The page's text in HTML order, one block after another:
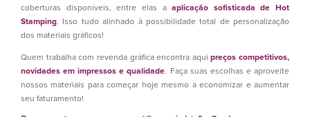
coberturas disponíveis, entre elas aaplicação sofisticada de Hot
Stamping. Isso tudo alinhado à possibilidade total de personalização
dos materiais gráficos!
Quem trabalha com revenda gráfica encontra aquipreços competitivos,
novidades em impressos e qualidade. Faça suas escolhas e aproveite
nossos materiais para começar hoje mesmo a economizar e aumentar
seu faturamento!